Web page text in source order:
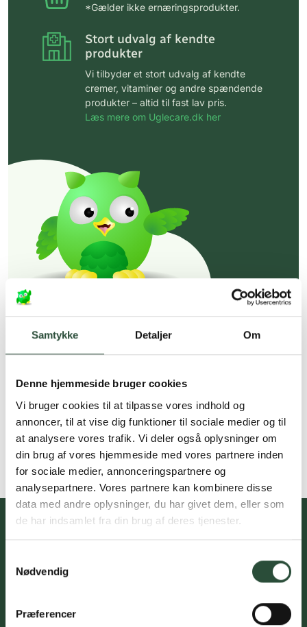
Samtykke Detaljer Om
Denne hjemmeside bruger cookies
Vi bruger cookies til at tilpasse vores indhold og
annoncer, til at vise dig funktioner til sociale medier og til
at analysere vores trafik. Vi deler også oplysninger om
din brug af vores hjemmeside med vores partnere inden
for sociale medier, annonceringspartnere og
analysepartnere. Vores partnere kan kombinere disse
data med andre oplysninger, du har givet dem, eller som
de har indsamlet fra din brug af deres tjenester.
Nødvendig
Præferencer
*Gælder ikke ernæringsprodukter.
Stort udvalg af kendte
produkter
Vi tilbyder et stort udvalg af kendte
cremer, vitaminer og andre spændende
produkter – altid til fast lav pris.
Læs mere om Uglecare.dk her
Du skal acceptere cookies for at kunne tilmelde dig vores
nyhedsbrev